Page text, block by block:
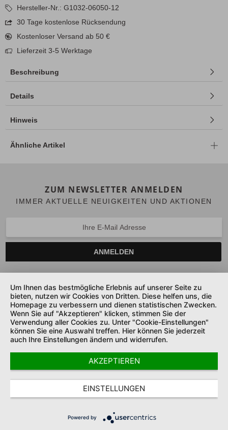
Hersteller-Nr.: G1032-06050-12
30 Tage kostenlose Rücksendung
Kostenloser Versand ab 50 €
Lieferzeit 3-5 Werktage
Beschreibung
Details
Hinweis
Ähnliche Artikel
ZUM NEWSLETTER ANMELDEN
IMMER AKTUELLE NEUIGKEITEN UND AKTIONEN
ANMELDEN
SERVICE HOTLINE
UNTERNEHMEN
SHOP SERVICE
SICHER ZAHLEN UND LIEFERN
COOKIE-EINSTELLUNGEN DATENSCHUTZ
IMPRESSUM
* Alle Preise inkl. gesetzl. MwSt.
Um Ihnen das bestmögliche Erlebnis auf unserer Seite zu
bieten, nutzen wir Cookies von Dritten. Diese helfen uns, die
Homepage zu verbessern und dienen statistischen Zwecken.
Wenn Sie auf "Akzeptieren" klicken, stimmen Sie der
Verwendung aller Cookies zu. Unter "Cookie-Einstellungen"
können Sie eine Auswahl treffen. Hier können Sie jederzeit
auch Ihre Einstellungen ändern und widerrufen.
AKZEPTIEREN
EINSTELLUNGEN
Powered by